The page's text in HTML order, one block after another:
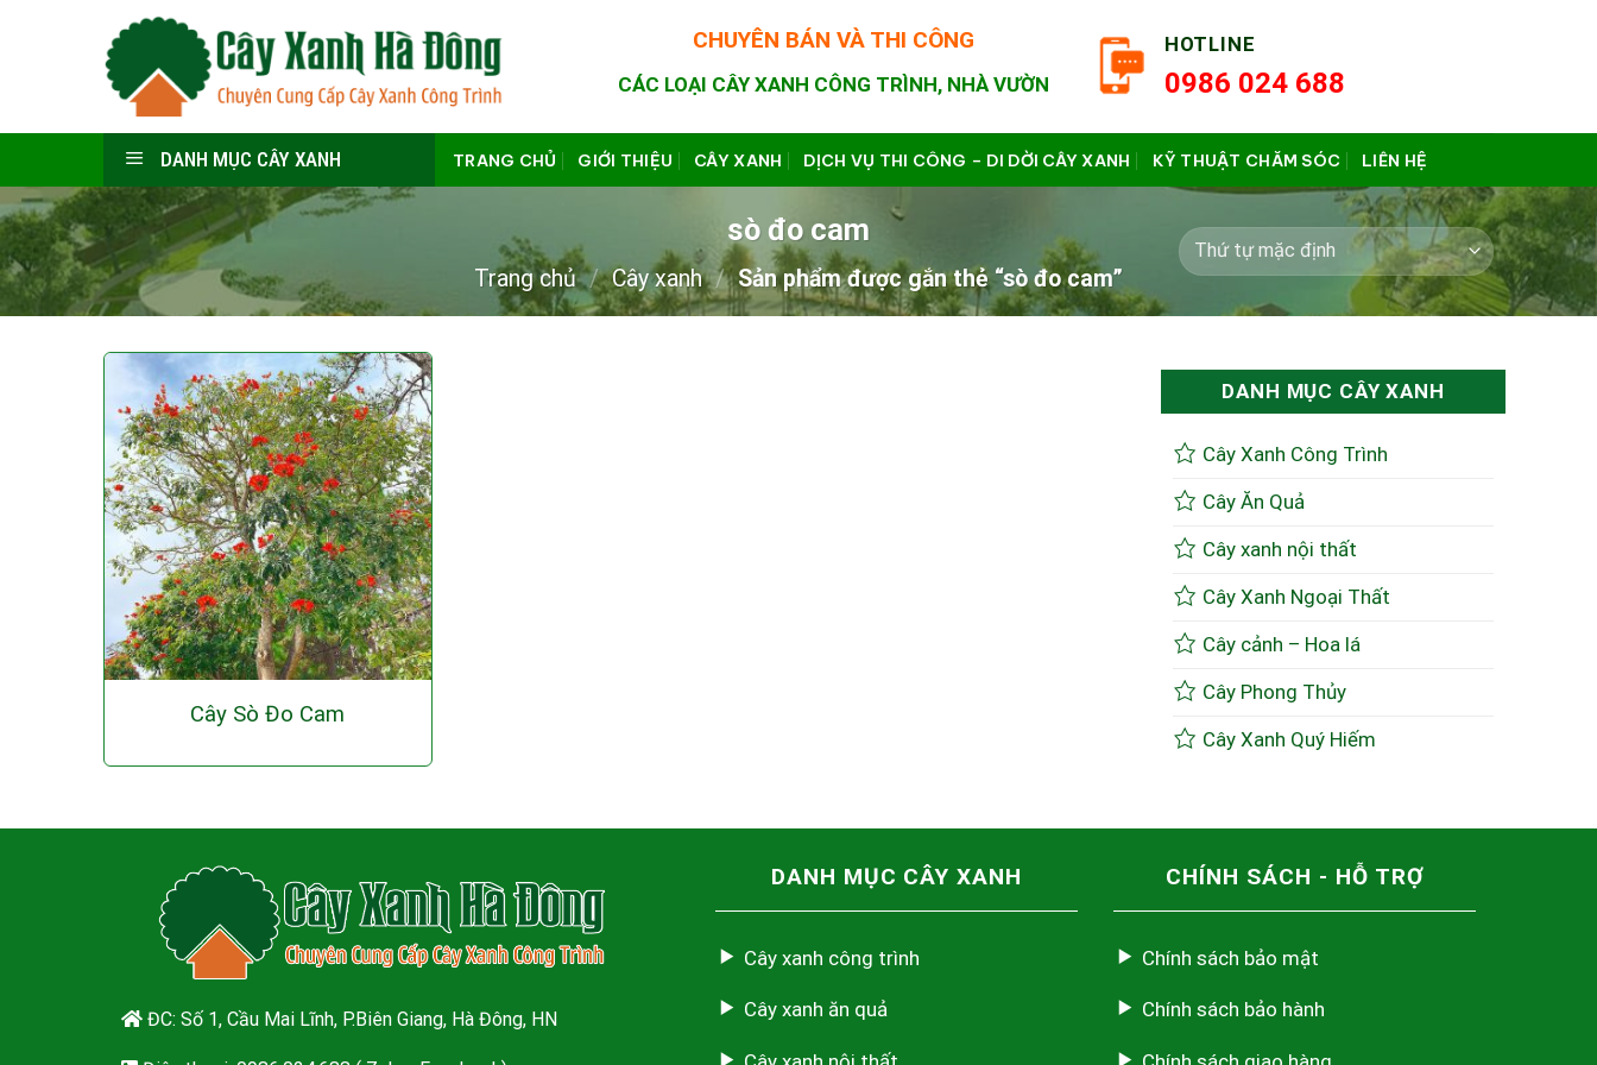
CHUYÊN BÁN VÀ THI CÔNG
CÁC LOẠI CÂY XANH CÔNG TRÌNH, NHÀ VƯỜN
HOTLINE
0986 024 688
DANH MỤC CÂY XANH TRANG CHỦ GIỚI THIỆU CÂY XANH DỊCH VỤ THI CÔNG – DI DỜI CÂY XANH KỸ THUẬT CHĂM SÓC LIÊN HỆ
sò đo cam
Trang chủ / Cây xanh / Sản phẩm được gắn thẻ “sò đo cam”
Cây Sò Đo Cam
DANH MỤC CÂY XANH
Cây Xanh Công Trình
Cây Ăn Quả
Cây xanh nội thất
Cây Xanh Ngoại Thất
Cây cảnh – Hoa lá
Cây Phong Thủy
Cây Xanh Quý Hiếm
ĐC: Số 1, Cầu Mai Lĩnh, P.Biên Giang, Hà Đông, HN
DANH MỤC CÂY XANH
Cây xanh công trình
Cây xanh ăn quả
CHÍNH SÁCH - HỖ TRỢ
Chính sách bảo mật
Chính sách bảo hành